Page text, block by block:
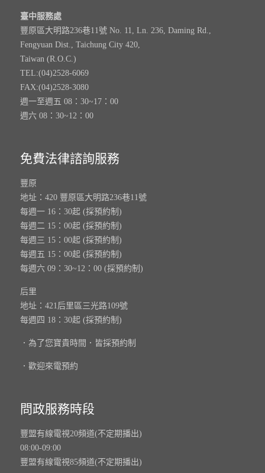
臺中服務處
豐原區大明路236巷11號 No. 11, Ln. 236, Daming Rd.,
Fengyuan Dist., Taichung City 420,
Taiwan (R.O.C.)
TEL:(04)2528-6069
FAX:(04)2528-3080
週一至週五 08：30~17：00
週六 08：30~12：00
免費法律諮詢服務
豐原
地址：420 豐原區大明路236巷11號
每週一 16：30起 (採預約制)
每週二 15：00起 (採預約制)
每週三 15：00起 (採預約制)
每週五 15：00起 (採預約制)
每週六 09：30~12：00 (採預約制)
后里
地址：421后里區三光路109號
每週四 18：30起 (採預約制)
．為了您寶貴時間．皆採預約制
．歡迎來電預約
問政服務時段
豐盟有線電視20頻道(不定期播出)
08:00-09:00
豐盟有線電視85頻道(不定期播出)